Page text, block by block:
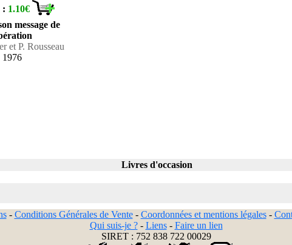
: 1.10€
message de
et P. Rousseau
1976
Livres d'occasion
- Conditions Générales de Vente- Coordonnées et mentions légales-
Qui suis-je ?- Liens- Faire un lien
SIRET : 752 838 722 00029